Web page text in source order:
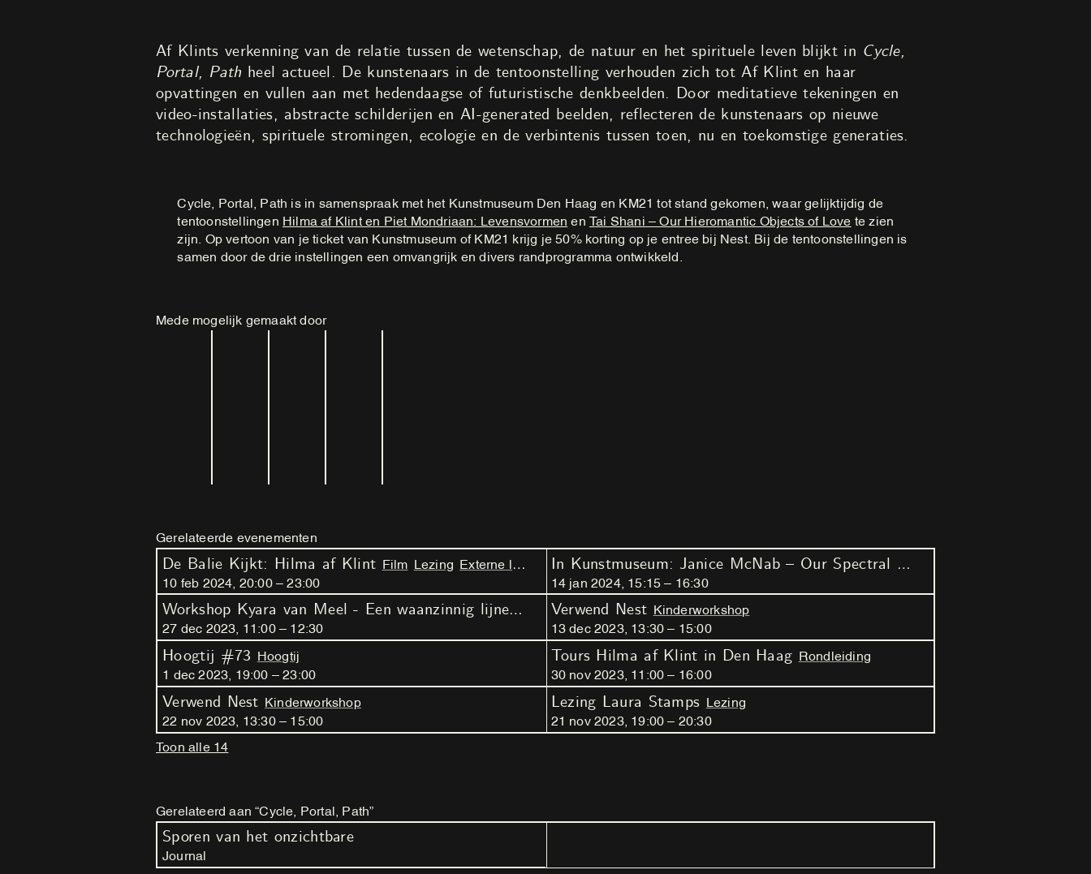
Af Klints verkenning van de relatie tussen de wetenschap, de natuur en het spirituele leven blijkt in Cycle,
Portal, Path heel actueel. De kunstenaars in de tentoonstelling verhouden zich tot Af Klint en haar
opvattingen en vullen aan met hedendaagse of futuristische denkbeelden. Door meditatieve tekeningen en
video-installaties, abstracte schilderijen en AI-generated beelden, reflecteren de kunstenaars op nieuwe
technologieën, spirituele stromingen, ecologie en de verbintenis tussen toen, nu en toekomstige generaties.
Cycle, Portal, Path is in samenspraak met het Kunstmuseum Den Haag en KM21 tot stand gekomen, waar gelijktijdig de
tentoonstellingen Hilma af Klint en Piet Mondriaan: Levensvormen enTai Shani – Our Hieromantic Objects of Love te zien
zijn. Op vertoon van je ticket van Kunstmuseum of KM21 krijg je 50% korting op je entree bij Nest. Bij de tentoonstellingen is
samen door de drie instellingen een omvangrijk en divers randprogramma ontwikkeld.
Mede mogelijk gemaakt door
Gerelateerde evenementen
De Balie Kijkt: Hilma af Klint Film Lezing Externe locatie
10 feb 2024 20:00–23 :00
In Kunstmuseum: Janice McNab – Our Spectral Gardens
14 jan 2024 15 : 15 16 : 30
Workshop Kyara van Meel - Een waanzinnig lijnenspel Workshop Kinderworkshop
27 dec 2023 11 :00– 12 : 30
Verwend Nest Kinderworkshop
13 dec 2023 13 : 30 15 :00
Hoogtij #73 Hoogtij
1 dec 2023 19:00 –23 :00
Tours Hilma af Klint in Den Haag Rondleiding
30 nov 2023 11 :00 16 :00
Verwend Nest Kinderworkshop
22 nov 2023 13 : 30– 15 :00
Lezing Laura Stamps Lezing
21 nov 2023 19 :00 20: 30
Toon alle 14
Gerelateerd aan “Cycle, Portal, Path”
Sporen van het onzichtbare
Journal